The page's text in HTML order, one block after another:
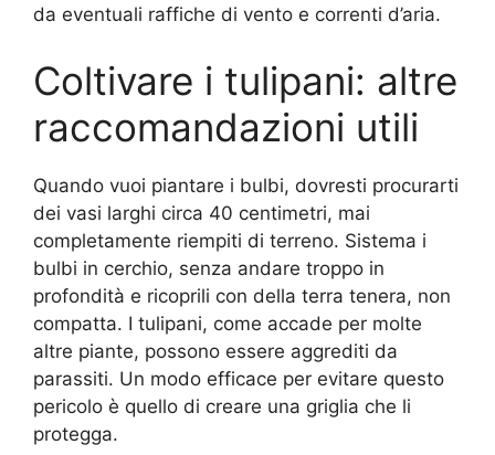
da eventuali raffiche di vento e correnti d’aria.
Coltivare i tulipani: altre
raccomandazioni utili
Quando vuoi piantare i bulbi, dovresti procurarti
dei vasi larghi circa 40 centimetri, mai
completamente riempiti di terreno. Sistema i
bulbi in cerchio, senza andare troppo in
profondità e ricoprili con della terra tenera, non
compatta. I tulipani, come accade per molte
altre piante, possono essere aggrediti da
parassiti. Un modo efficace per evitare questo
pericolo è quello di creare una griglia che li
protegga.